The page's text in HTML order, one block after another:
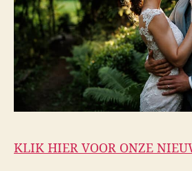
KLIK HIER VOOR ONZE